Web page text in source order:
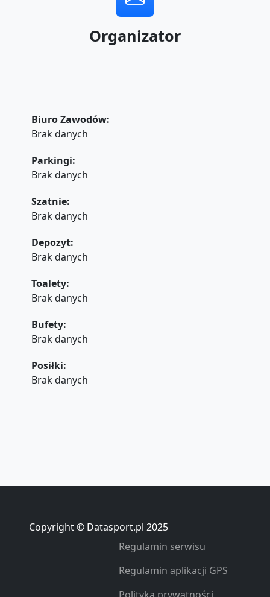
Organizator
Biuro Zawodów:
Brak danych
Parkingi:
Brak danych
Szatnie:
Brak danych
Depozyt:
Brak danych
Toalety:
Brak danych
Bufety:
Brak danych
Posiłki:
Brak danych
Copyright © Datasport.pl 2025
Regulamin serwisu
Regulamin aplikacji GPS